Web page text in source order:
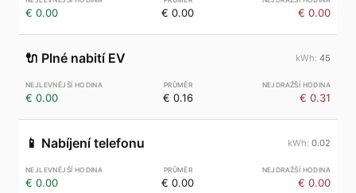
€ 0.00 € 0.00 € 0.00
🔌 Plné nabití EV 45
€ 0.00 € 0.16 € 0.31
📱 Nabíjení telefonu 0.02
€ 0.00 € 0.00 € 0.00